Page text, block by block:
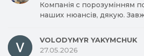
Компанія с порозумінням
наших нюансів, дякую.
VOLODYMYR YAKYMCHUK
27.05.2026